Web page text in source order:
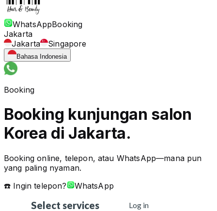
WhatsAppBooking
Jakarta
Jakarta
Singapore
Bahasa Indonesia
Booking
Booking kunjungan salon
Korea di Jakarta.
Booking online, telepon, atau WhatsApp—mana pun
yang paling nyaman.
☎️ Ingin telepon?
WhatsApp